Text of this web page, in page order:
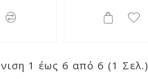
1 έως 6 από 6 (1 Σελ.)